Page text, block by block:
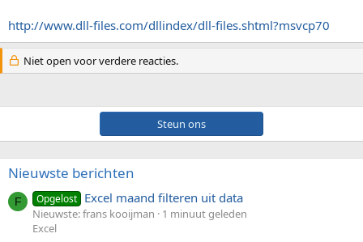
http://www.dll-files.com/dllindex/dll-files.shtml?msvcp70
Niet open voor verdere reacties.
Steun ons
Nieuwste berichten
F Opgelost Excel maand filteren uit data
Nieuwste: frans kooijman
1 minuut geleden
Excel